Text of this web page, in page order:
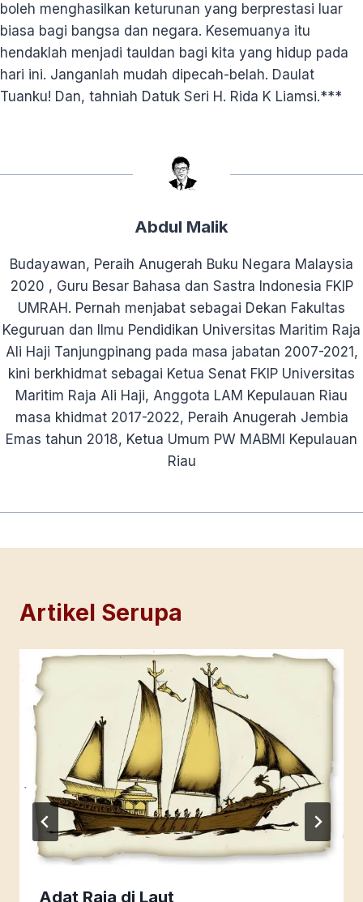
boleh menghasilkan keturunan yang berprestasi luar
biasa bagi bangsa dan negara. Kesemuanya itu
hendaklah menjadi tauldan bagi kita yang hidup pada
hari ini. Janganlah mudah dipecah-belah. Daulat
Tuanku! Dan, tahniah Datuk Seri H. Rida K Liamsi.***
Abdul Malik
Budayawan, Peraih Anugerah Buku Negara Malaysia
2020 , Guru Besar Bahasa dan Sastra Indonesia FKIP
UMRAH. Pernah menjabat sebagai Dekan Fakultas
Keguruan dan Ilmu Pendidikan Universitas Maritim Raja
Ali Haji Tanjungpinang pada masa jabatan 2007-2021,
kini berkhidmat sebagai Ketua Senat FKIP Universitas
Maritim Raja Ali Haji, Anggota LAM Kepulauan Riau
masa khidmat 2017-2022, Peraih Anugerah Jembia
Emas tahun 2018, Ketua Umum PW MABMI Kepulauan
Riau
Artikel Serupa
Adat Raja di Laut